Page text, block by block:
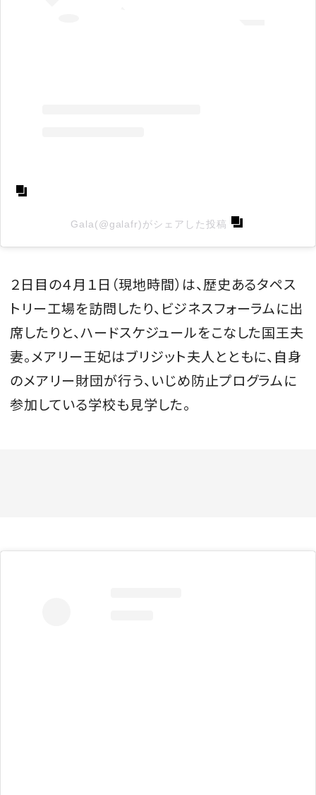
Gala(@galafr)がシェアした投稿
２日目の４月１日（現地時間）は、歴史あるタペス
トリー工場を訪問したり、ビジネスフォーラムに出
席したりと、ハードスケジュールをこなした国王夫
妻。メアリー王妃はブリジット夫人とともに、自身
のメアリー財団が行う、いじめ防止プログラムに
参加している学校も見学した。